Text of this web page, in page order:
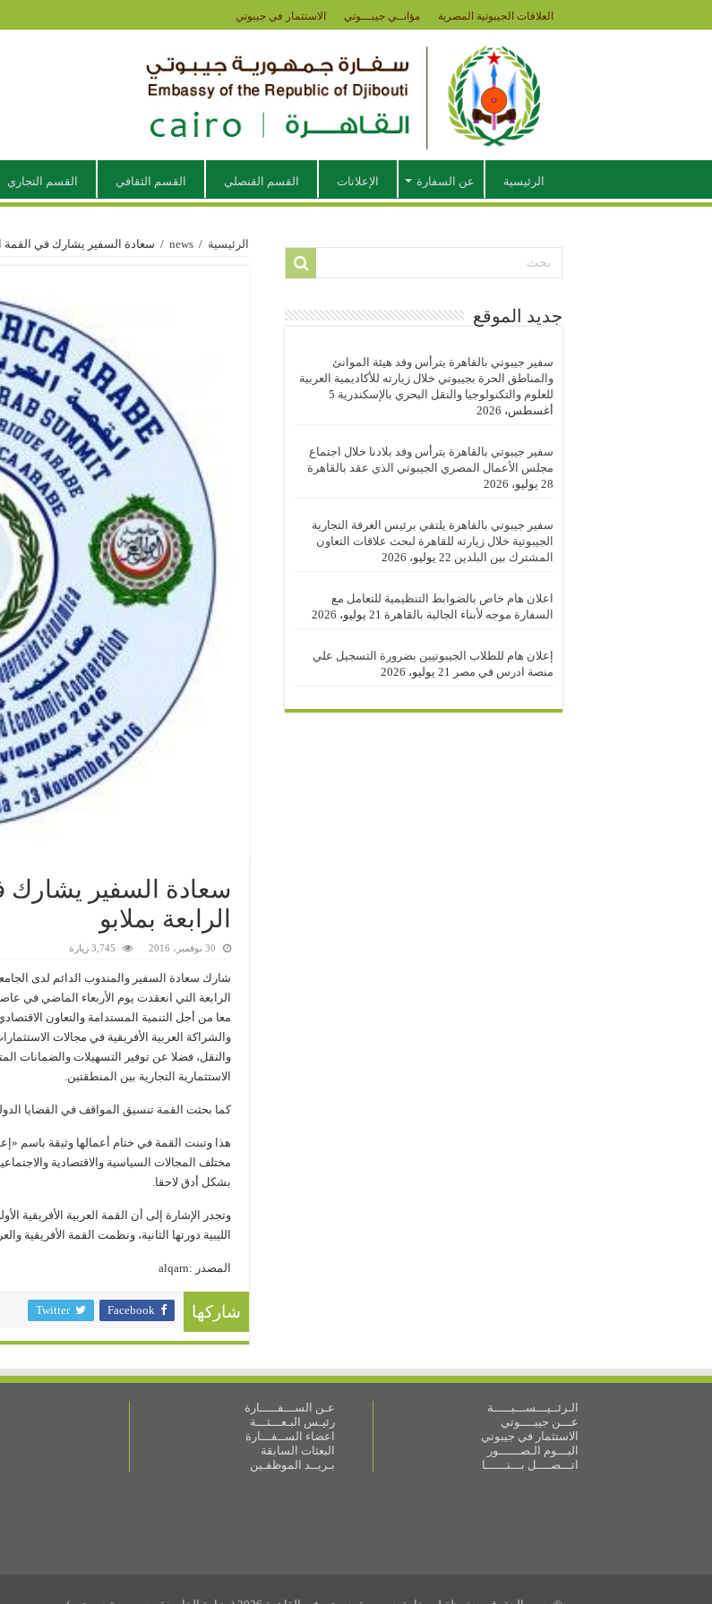
العلاقات الجيبوتية المصرية مؤانــي جيبـــوتي الاستثمار في جيبوتي
الرئيسية عن السفارة الإعلانات القسم القنصلي القسم الثقافي القسم التجاري
الرئيسية /
news
/ سعادة السفير يشارك في القمة
سعادة السفير يشارك
الرابعة بملابو
30 نوفمبر، 2016 3,745 زيارة
شارك سعادة السفير والمندوب الدائم لدى
الرابعة التي انعقدت يوم الأربعاء الماضي في
معا من أجل التنمية المستدامة والتعاون
والشراكة العربية الأفريقية في مجالات
والنقل، فضلا عن توفير التسهيلات والضمانات
الاستثمارية التجارية بين المنطقتين.
كما بحثت القمة تنسيق المواقف في القضايا
هذا وتبنت القمة في ختام أعمالها وثيقة باسم
بشكل أدق لاحقا.
الليبية دورتها الثانية، ونظمت القمة الأفريقية
المصدر :alqarn
شاركها Facebook
Twitter
جديد الموقع
سفير جيبوتي بالقاهرة يترأس وفد هيئة الموانئ
والمناطق الحرة بجيبوتي خلال زيارته للأكاديمية العربية
للعلوم والتكنولوجيا والنقل البحري بالإسكندرية 5
أغسطس، 2026
سفير جيبوتي بالقاهرة يترأس وفد بلادنا خلال اجتماع
مجلس الأعمال المصري الجيبوتي الذي عقد بالقاهرة
28 يوليو، 2026
سفير جيبوتي بالقاهرة يلتقي برئيس الغرفة التجارية
الجيبوتية خلال زيارته للقاهرة لبحث علاقات التعاون
المشترك بين البلدين 22 يوليو، 2026
اعلان هام خاص بالضوابط التنظيمية للتعامل مع
السفارة موجه لأبناء الجالية بالقاهرة 21 يوليو، 2026
إعلان هام للطلاب الجيبوتيين بضرورة التسجيل علي
منصة ادرس في مصر
21 يوليو، 2026
الـرئــيـــســـيـــــة
عـــن جيبــــوتي
الاستثمار في جيبوتي
البـــوم الـصــــــور
اتـــصــــل بـــنــــــا
عـن الســـفـــــارة
رئيـس البـعـــثـــة
اعضاء الســفـــارة
البعثات السابقة
بـريــد الموظفـين